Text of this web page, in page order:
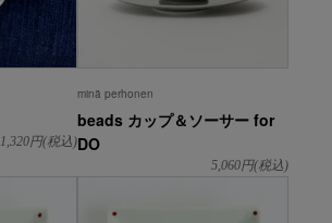
1,320円(税込)
minä perhonen
beads カップ＆ソーサー for
DO
5,060円(税込)